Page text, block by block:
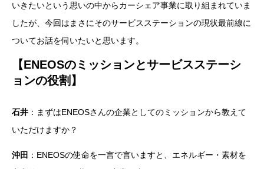
いきたいという思いの中からカーシェア事業に取り組まれていま
したが、今回はまさにそのサービスステーションの現状最前線に
ついてお話を伺いたいと思います。
【ENEOSのミッションとサービスステーシ
ョンの役割】
石井 ：まずはENEOSさんの企業としてのミッションから教えて
いただけますか？
沖田 ：ENEOSの使命を一言で言いますと、エネルギー・素材を